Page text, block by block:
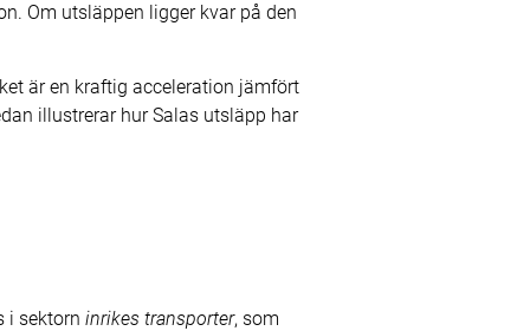
Om utsläppen ligger kvar på den
är en kraftig acceleration jämfört
illustrerar hur Salas utsläpp har
i sektorn inrikes transporter, som